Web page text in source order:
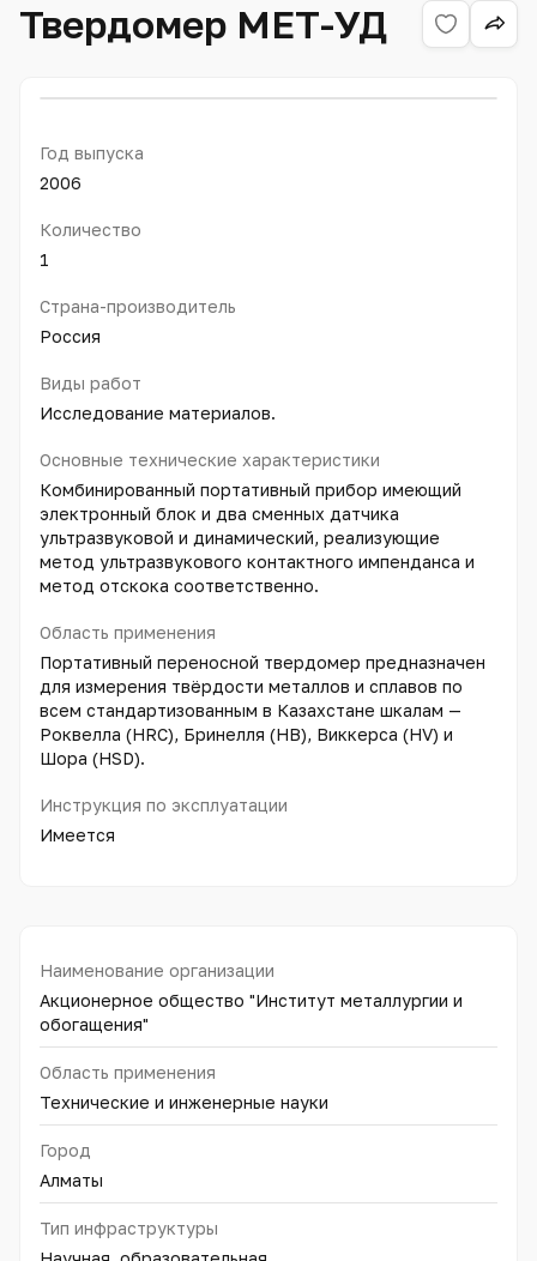
Твердомер МЕТ-УД
Год выпуска
2006
Количество
1
Страна-производитель
Россия
Виды работ
Исследование материалов.
Основные технические характеристики
Комбинированный портативный прибор имеющий
электронный блок и два сменных датчика
ультразвуковой и динамический, реализующие
метод ультразвукового контактного импенданса и
метод отскока соответственно.
Область применения
Портативный переносной твердомер предназначен
для измерения твёрдости металлов и сплавов по
всем стандартизованным в Казахстане шкалам —
Роквелла (HRC), Бринелля (HB), Виккерса (HV) и
Шора (HSD).
Инструкция по эксплуатации
Имеется
Наименование организации
Акционерное общество "Институт металлургии и
обогащения"
Область применения
Технические и инженерные науки
Город
Алматы
Тип инфраструктуры